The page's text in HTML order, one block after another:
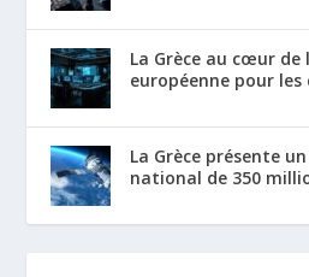
La Grèce au cœur
européenne pour les
La Grèce présente
national de 350